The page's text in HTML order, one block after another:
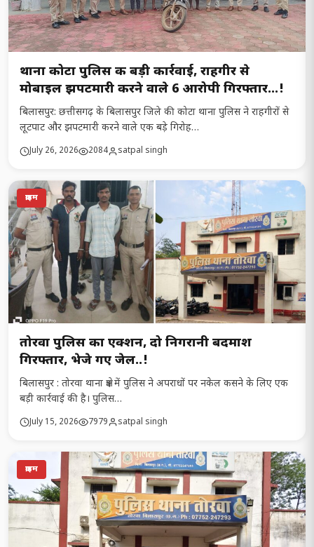
थाना कोटा पुलिस की बड़ी कार्रवाई, राहगीर से
मोबाइल झपटमारी करने वाले 6 आरोपी गिरफ्तार…!
बिलासपुर: छत्तीसगढ़ के बिलासपुर जिले की कोटा थाना पुलिस ने राहगीरों से
लूटपाट और झपटमारी करने वाले एक बड़े गिरोह…
July 26, 2026 2084 satpal singh
क्राइम
तोरवा पुलिस का एक्शन, दो निगरानी बदमाश
गिरफ्तार, भेजे गए जेल..!
बिलासपुर : तोरवा थाना क्षेत्र में पुलिस ने अपराधों पर नकेल कसने के लिए एक
बड़ी कार्रवाई की है। पुलिस…
July 15, 2026 7979 satpal singh
क्राइम